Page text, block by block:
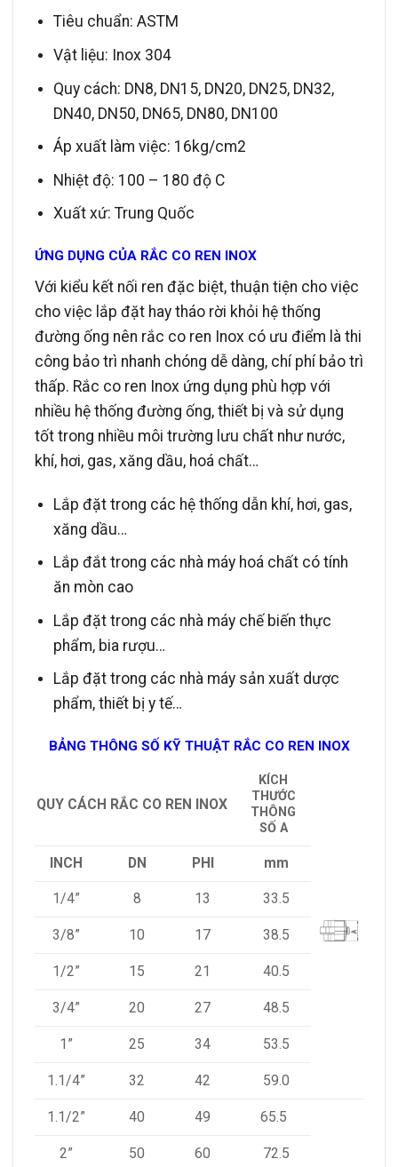
Tiêu chuẩn: ASTM
Vật liệu: Inox 304
Quy cách: DN8, DN15, DN20, DN25, DN32,
DN40, DN50, DN65, DN80, DN100
Áp xuất làm việc: 16kg/cm2
Nhiệt độ: 100 – 180 độ C
Xuất xứ: Trung Quốc
ỨNG DỤNG CỦA RẮC CO REN INOX
Với kiểu kết nối ren đặc biệt, thuận tiện cho việc
cho việc lắp đặt hay tháo rời khỏi hệ thống
đường ống nên rắc co ren Inox có ưu điểm là thi
công bảo trì nhanh chóng dễ dàng, chí phí bảo trì
thấp. Rắc co ren Inox ứng dụng phù hợp với
nhiều hệ thống đường ống, thiết bị và sử dụng
tốt trong nhiều môi trường lưu chất như nước,
khí, hơi, gas, xăng dầu, hoá chất…
Lắp đặt trong các hệ thống dẫn khí, hơi, gas,
xăng dầu…
Lắp đắt trong các nhà máy hoá chất có tính
ăn mòn cao
Lắp đặt trong các nhà máy chế biến thực
phẩm, bia rượu…
Lắp đặt trong các nhà máy sản xuất dược
phẩm, thiết bị y tế…
BẢNG THÔNG SỐ KỸ THUẬT RẮC CO REN INOX
QUY CÁCH RẮC CO REN INOX
KÍCH
THƯỚC
THÔNG
SỐ A
INCH DN PHI mm
1/4” 8 13 33.5
3/8” 10 17 38.5
1/2” 15 21 40.5
3/4” 20 27 48.5
1” 25 34 53.5
1.1/4” 32 42 59.0
1.1/2” 40 49 65.5
2” 50 60 72.5